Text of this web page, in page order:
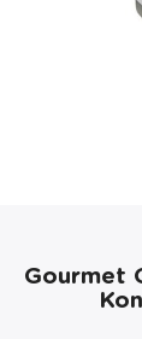
Gourmet